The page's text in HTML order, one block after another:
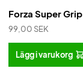
Forza Super
99,00 SEK
Lägg i varukorg